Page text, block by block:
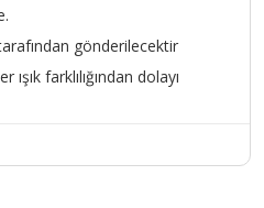
gönderilecektir
farklılığından dolayı